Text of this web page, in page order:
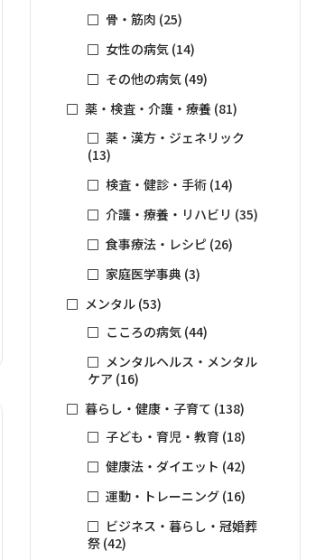
骨・筋肉 (25)
女性の病気 (14)
その他の病気 (49)
薬・検査・介護・療養 (81)
薬・漢方・ジェネリック
(13)
検査・健診・手術 (14)
介護・療養・リハビリ (35)
食事療法・レシピ (26)
家庭医学事典 (3)
メンタル (53)
こころの病気 (44)
メンタルヘルス・メンタル
ケア (16)
暮らし・健康・子育て (138)
子ども・育児・教育 (18)
健康法・ダイエット (42)
運動・トレーニング (16)
ビジネス・暮らし・冠婚葬
祭 (42)